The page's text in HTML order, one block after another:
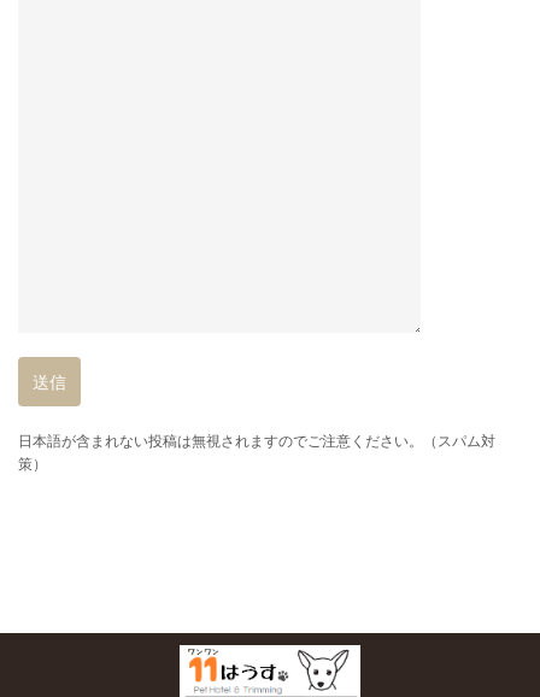
日本語が含まれない投稿は無視されますのでご注意ください。（スパム対
策）